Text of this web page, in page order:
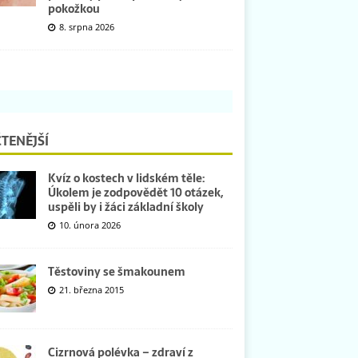
pokožkou
8. srpna 2026
Kvíz o kostech v lidském těle:
Úkolem je zodpovědět 10 otázek,
uspěli by i žáci základní školy
10. února 2026
Těstoviny se šmakounem
21. března 2015
Cizrnová polévka – zdraví z